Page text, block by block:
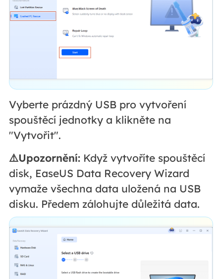
Vyberte prázdný USB pro vytvoření
spouštěcí jednotky a klikněte na
"Vytvořit".
⚠️Upozornění:Když vytvoříte spouštěcí
disk, EaseUS Data Recovery Wizard
vymaže všechna data uložená na USB
disku. Předem zálohujte důležitá data.